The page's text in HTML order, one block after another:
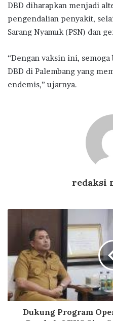
DBD diharapkan menjadi
pengendalian penyakit,
Sarang Nyamuk (PSN) dan
“Dengan vaksin ini,
DBD di Palembang yang
endemis,” ujarnya.
redaksi
Dukung Program